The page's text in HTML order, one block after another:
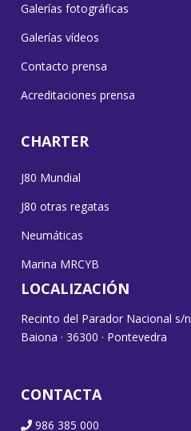
Galerías fotográficas
Galerías vídeos
Contacto prensa
Acreditaciones prensa
CHARTER
J80 Mundial
J80 otras regatas
Neumáticas
Marina MRCYB
LOCALIZACIÓN
Recinto del Parador Nacional s/n
Baiona · 36300 · Pontevedra
CONTACTA
986 385 000